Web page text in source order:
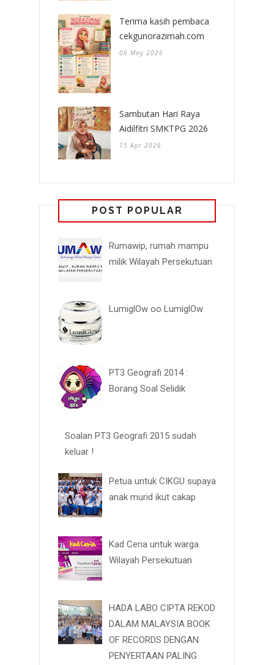
Terima kasih pembaca
cekgunorazimah.com
06 May 2026
Sambutan Hari Raya
Aidilfitri SMKTPG 2026
15 Apr 2026
POST POPULAR
Rumawip, rumah mampu
milik Wilayah Persekutuan
LumiglOw oo LumiglOw
PT3 Geografi 2014 :
Borang Soal Selidik
Soalan PT3 Geografi 2015 sudah
keluar !
Petua untuk CIKGU supaya
anak murid ikut cakap
Kad Ceria untuk warga
Wilayah Persekutuan
HADA LABO CIPTA REKOD
DALAM MALAYSIA BOOK
OF RECORDS DENGAN
PENYERTAAN PALING